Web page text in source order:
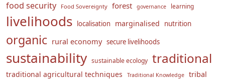
food security Food Sovereignty forest governance learning
livelihoods localisation marginalised nutrition
organic rural economy secure livelihoods
sustainability sustainable ecology traditional
traditional agricultural techniques Traditional Knowledge tribal